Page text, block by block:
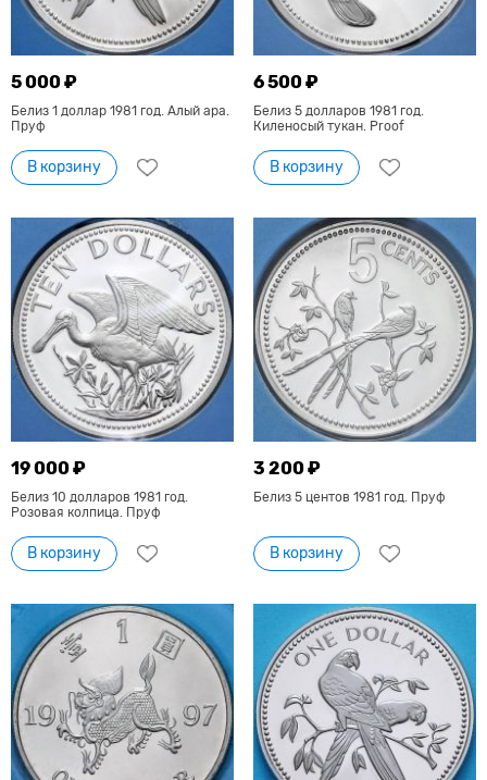
5 000 ₽
Белиз 1 доллар 1981 год. Алый ара.
Пруф
В корзину
6 500 ₽
Белиз 5 долларов 1981 год.
Киленосый тукан. Proof
В корзину
19 000 ₽
Белиз 10 долларов 1981 год.
Розовая колпица. Пруф
В корзину
3 200 ₽
Белиз 5 центов 1981 год. Пруф
В корзину